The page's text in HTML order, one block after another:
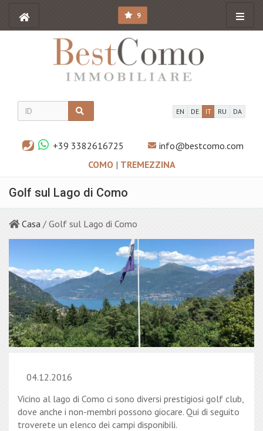
9
EN DE IT RU DA
+39 3382616725
info@bestcomo.com
COMO | TREMEZZINA
Golf sul Lago di Como
Casa / Golf sul Lago di Como
04.12.2016
Vicino al lago di Como ci sono diversi prestigiosi golf club,
dove anche i non-membri possono giocare. Qui di seguito
troverete un elenco dei campi disponibili.